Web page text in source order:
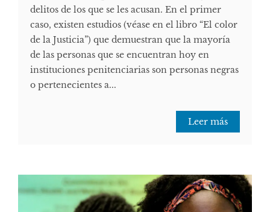
delitos de los que se les acusan. En el primer
caso, existen estudios (véase en el libro “El color
de la Justicia”) que demuestran que la mayoría
de las personas que se encuentran hoy en
instituciones penitenciarias son personas negras
o pertenecientes a...
Leer más